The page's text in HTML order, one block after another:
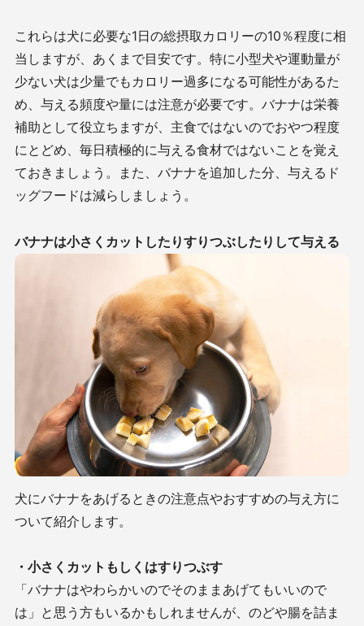
これらは犬に必要な1日の総摂取カロリーの10％程度に相
当しますが、あくまで目安です。特に小型犬や運動量が
少ない犬は少量でもカロリー過多になる可能性があるた
め、与える頻度や量には注意が必要です。バナナは栄養
補助として役立ちますが、主食ではないのでおやつ程度
にとどめ、毎日積極的に与える食材ではないことを覚え
ておきましょう。また、バナナを追加した分、与えるド
ッグフードは減らしましょう。
バナナは小さくカットしたりすりつぶしたりして与える
犬にバナナをあげるときの注意点やおすすめの与え方に
ついて紹介します。
・小さくカットもしくはすりつぶす
「バナナはやわらかいのでそのままあげてもいいので
は」と思う方もいるかもしれませんが、のどや腸を詰ま